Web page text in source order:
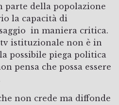
parte della popolazione
la capacità di
in maniera critica.
istituzionale non è in
possibile piega politica
pensa che possa essere
non crede ma diffonde